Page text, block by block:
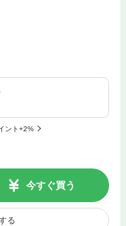
ント+2%
今すぐ買う
る